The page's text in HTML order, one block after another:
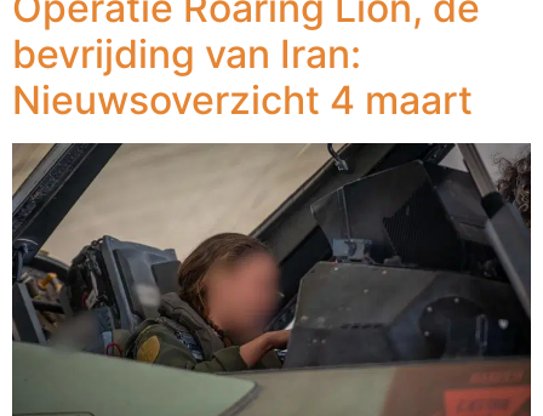
bevrijding van Iran:
Nieuwsoverzicht 4 maart